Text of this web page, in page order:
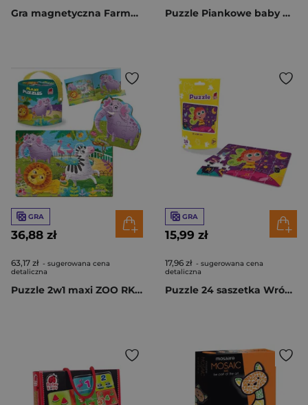
Gra magnetyczna Farma RK2140-02 Puzzle Piankowe baby miś królik rk1101-04
GRA
36,88 zł
63,17 zł - sugerowana cena
detaliczna
Puzzle 2w1 maxi ZOO RK1080-02
GRA
15,99 zł
17,96 zł - sugerowana cena
detaliczna
Puzzle 24 saszetka Wróżka RK1130-05